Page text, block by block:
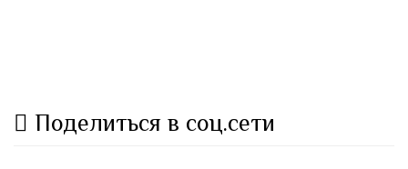
Поделиться в соц.сети